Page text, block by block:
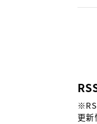
更新